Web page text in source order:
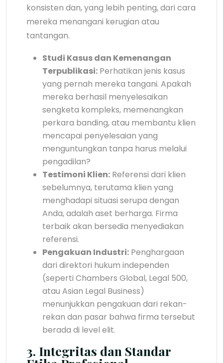
konsisten dan, yang lebih penting, dari cara
mereka menangani kerugian atau
tantangan.
Studi Kasus dan Kemenangan
Terpublikasi: Perhatikan jenis kasus
yang pernah mereka tangani. Apakah
mereka berhasil menyelesaikan
sengketa kompleks, memenangkan
perkara banding, atau membantu klien
mencapai penyelesaian yang
menguntungkan tanpa harus melalui
pengadilan?
Testimoni Klien: Referensi dari klien
sebelumnya, terutama klien yang
menghadapi situasi serupa dengan
Anda, adalah aset berharga. Firma
terbaik akan bersedia menyediakan
referensi.
Pengakuan Industri: Penghargaan
dari direktori hukum independen
(seperti Chambers Global, Legal 500,
atau Asian Legal Business)
menunjukkan pengakuan dari rekan-
rekan dan pasar bahwa firma tersebut
berada di level elit.
3. Integritas dan Standar